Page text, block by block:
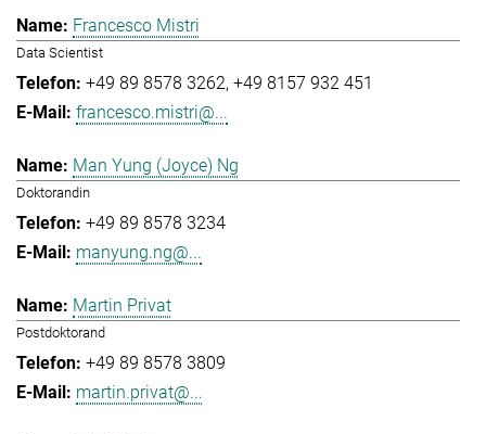
Francesco Mistri
Data Scientist
+49 89 8578 3262 +49 8157 932 451
francesco.mistri@...
Man Yung (Joyce) Ng
Doktorandin
+49 89 8578 3234
manyung.ng@...
Martin Privat
Postdoktorand
+49 89 8578 3809
martin.privat@...